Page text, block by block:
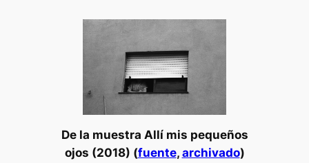
De la muestra Allí mis pequeños
ojos (2018) (fuente, archivado)